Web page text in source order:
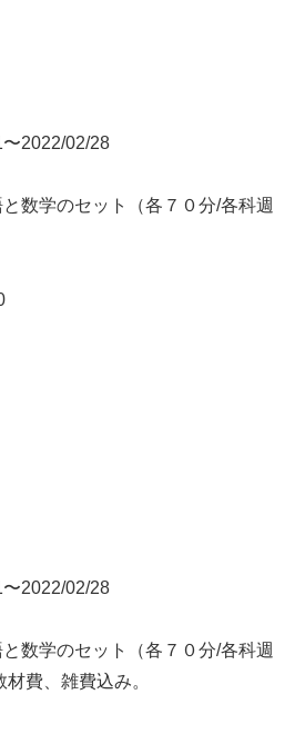
2022/02/28
数学のセット（各７０分/各科週
2022/02/28
数学のセット（各７０分/各科週
費、雑費込み。